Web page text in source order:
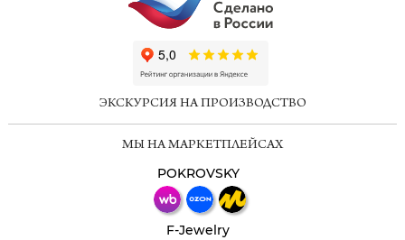
ЭКСКУРСИЯ НА ПРОИЗВОДСТВО
МЫ НА МАРКЕТПЛЕЙСАХ
POKROVSKY
F-Jewelry